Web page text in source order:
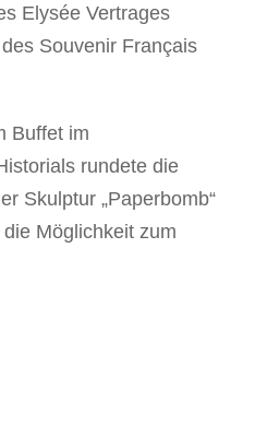
Elysée Vertrages
Souvenir Français
Buffet im
rundete die
Skulptur „Paperbomb“
Möglichkeit zum